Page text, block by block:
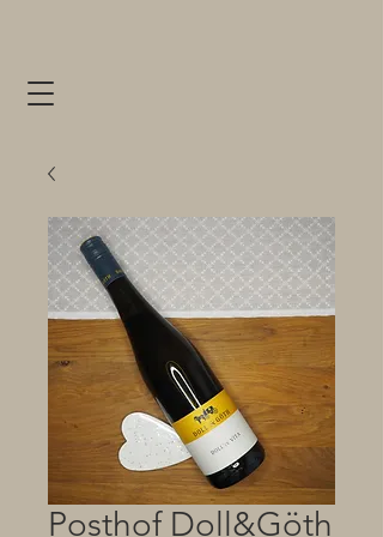
Posthof Doll&Göth